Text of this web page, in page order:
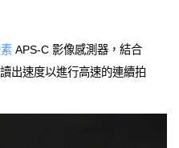
APS-C 影像感測器，結合
出速度以進行高速的連續拍